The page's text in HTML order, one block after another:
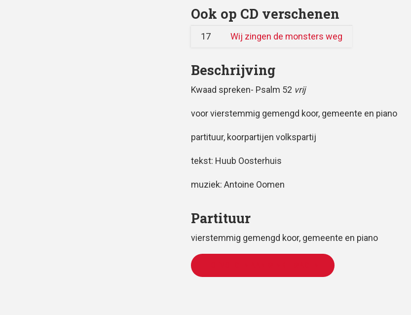
Ook op CD verschenen
17 Wij zingen de monsters weg
Beschrijving
Kwaad spreken- Psalm 52 vrij
voor vierstemmig gemengd koor, gemeente en piano
partituur, koorpartijen volkspartij
tekst: Huub Oosterhuis
muziek: Antoine Oomen
Partituur
vierstemmig gemengd koor, gemeente en piano